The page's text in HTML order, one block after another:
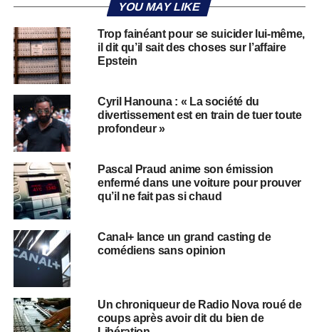
YOU MAY LIKE
Trop fainéant pour se suicider lui-même,
il dit qu’il sait des choses sur l’affaire
Epstein
Cyril Hanouna : « La société du
divertissement est en train de tuer toute
profondeur »
Pascal Praud anime son émission
enfermé dans une voiture pour prouver
qu’il ne fait pas si chaud
Canal+ lance un grand casting de
comédiens sans opinion
Un chroniqueur de Radio Nova roué de
coups après avoir dit du bien de